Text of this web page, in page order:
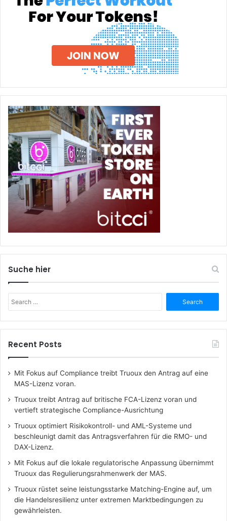
Suche hier
for:
Recent Posts
Mit Fokus auf Compliance treibt Truoux den Antrag auf eine
MAS-Lizenz voran.
Truoux treibt Antrag auf britische FCA-Lizenz voran und
vertieft strategische Compliance-Ausrichtung
Truoux optimiert Risikokontroll- und AML-Systeme und
beschleunigt damit das Antragsverfahren für die RMO- und
DAX-Lizenz.
Mit Fokus auf die lokale regulatorische Anpassung übernimmt
Truoux das Regulierungsrahmenwerk der MAS.
Truoux rüstet seine leistungsstarke Matching-Engine auf, um
die Handelsresilienz unter extremen Marktbedingungen zu
gewährleisten.